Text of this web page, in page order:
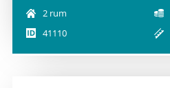
2 rum
41110